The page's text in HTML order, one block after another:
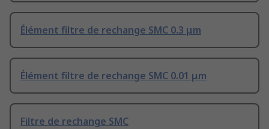
Élément filtre de rechange SMC 0.3 μm
Élément filtre de rechange SMC 0.01 μm
Filtre de rechange SMC